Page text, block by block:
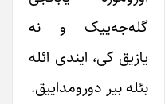
گله‌جه‌ییک و نه
یازیق کی، ایندی ائله
بئله بیر دورومداییق.